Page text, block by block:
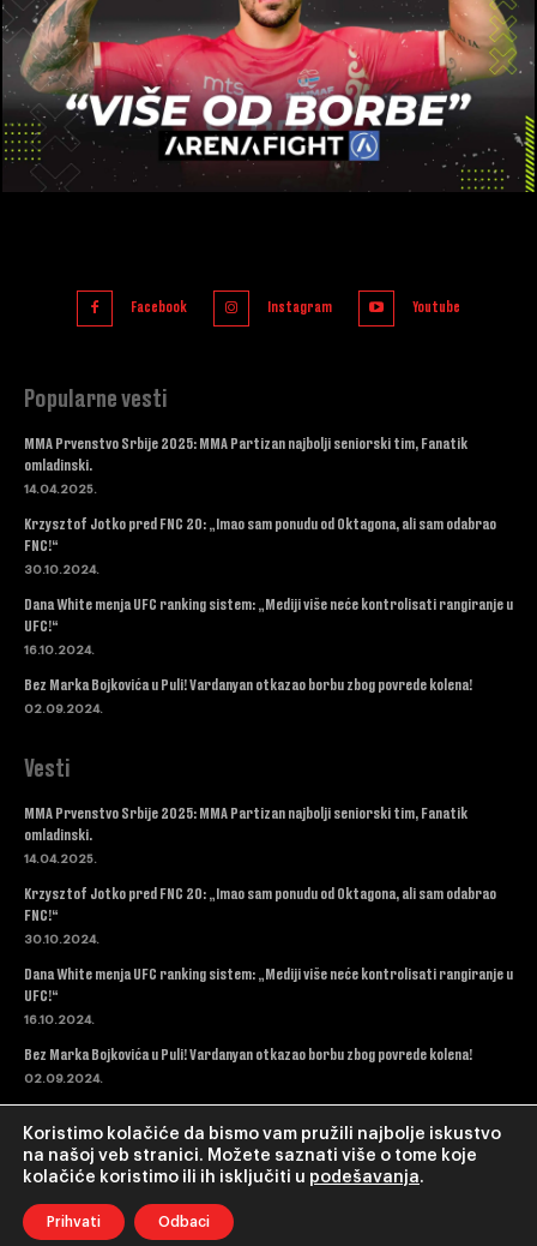
Facebook Instagram Youtube
Popularne vesti
MMA Prvenstvo Srbije 2025: MMA Partizan najbolji seniorski tim, Fanatik
omladinski.
14.04.2025.
Krzysztof Jotko pred FNC 20: „Imao sam ponudu od Oktagona, ali sam odabrao
FNC!“
30.10.2024.
Dana White menja UFC ranking sistem: „Mediji više neće kontrolisati rangiranje u
UFC!“
16.10.2024.
Bez Marka Bojkovića u Puli! Vardanyan otkazao borbu zbog povrede kolena!
02.09.2024.
Vesti
MMA Prvenstvo Srbije 2025: MMA Partizan najbolji seniorski tim, Fanatik
omladinski.
14.04.2025.
Krzysztof Jotko pred FNC 20: „Imao sam ponudu od Oktagona, ali sam odabrao
FNC!“
30.10.2024.
Dana White menja UFC ranking sistem: „Mediji više neće kontrolisati rangiranje u
UFC!“
16.10.2024.
Bez Marka Bojkovića u Puli! Vardanyan otkazao borbu zbog povrede kolena!
02.09.2024.
© Copyright - Triangle TV.Web Dev & hosting wpspeedopt.net
Početna MMA Podcast
Koristimo kolačiće da bismo vam pružili najbolje iskustvo
na našoj veb stranici. Možete saznati više o tome koje
kolačiće koristimo ili ih isključiti u podešavanja.
Prihvati Odbaci